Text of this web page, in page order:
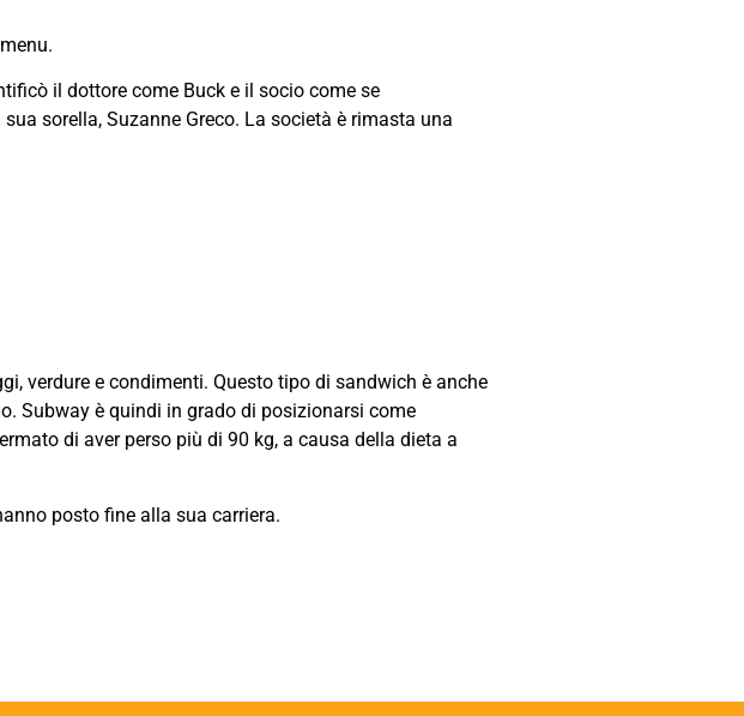
il dottore come Buck e il socio come se
sorella, Suzanne Greco. La società è rimasta una
verdure e condimenti. Questo tipo di sandwich è anche
Subway è quindi in grado di posizionarsi come
di aver perso più di 90 kg, a causa della dieta a
posto fine alla sua carriera.